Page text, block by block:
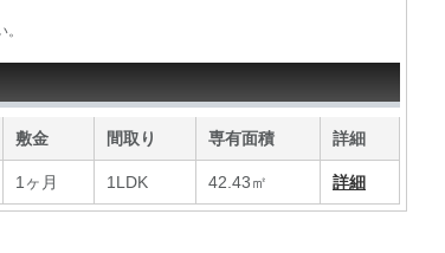
敷金 間取り 専有面積 詳細
1ヶ月 1LDK 42.43㎡ 詳細